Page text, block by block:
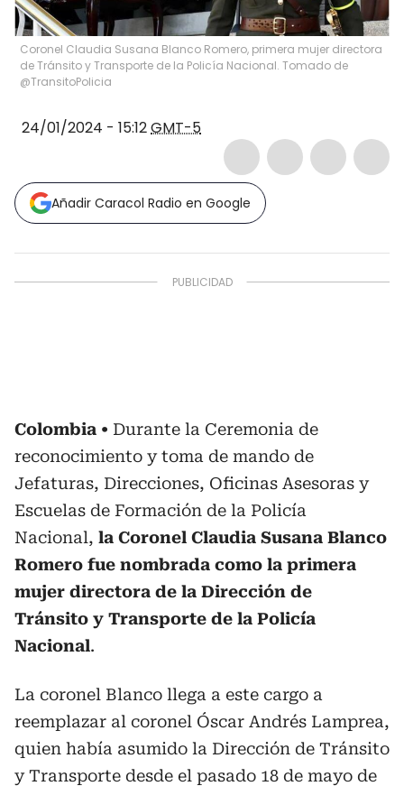
Coronel Claudia Susana Blanco Romero, primera mujer directora
de Tránsito y Transporte de la Policía Nacional. Tomado de
@TransitoPolicia
24/01/2024 - 15:12GMT-5
Añadir Caracol Radio en Google
Colombia
Durante la Ceremonia de
reconocimiento y toma de mando de
Jefaturas, Direcciones, Oficinas Asesoras y
Escuelas de Formación de la Policía
Nacional, la Coronel Claudia Susana Blanco
Romero fue nombrada como la primera
mujer directora de la Dirección de
Tránsito y Transporte de la Policía
Nacional.
La coronel Blanco llega a este cargo a
reemplazar al coronel Óscar Andrés Lamprea,
quien había asumido la Dirección de Tránsito
y Transporte desde el pasado 18 de mayo de